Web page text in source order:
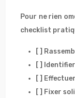
Pour ne rien
checklist
[ ]
[ ]
[ ]
[ ] Fixer